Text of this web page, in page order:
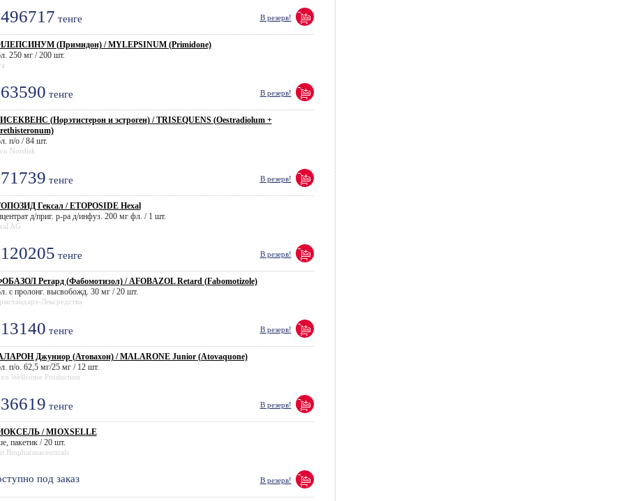
496717 тенге В резерв!
(Примидон) / MYLEPSINUM (Primidone)
250 мг / 200 шт.
63590 тенге В резерв!
(Норэтистерон и эстроген) / TRISEQUENS (Oestradiolum +
п/о / 84 шт.
Nordisk
71739 тенге В резерв!
Гексал / ETOPOSIDE Hexal
д/приг. р-ра д/инфуз. 200 мг фл. / 1 шт.
AG
120205 тенге В резерв!
Ретард (Фабомотизол) / AFOBAZOL Retard (Fabomotizole)
с пролонг. высвобожд. 30 мг / 20 шт.
Лексредства
13140 тенге В резерв!
Джуниор (Атовахон) / MALARONE Junior (Atovaquone)
п/о. 62,5 мг/25 мг / 12 шт.
Wellcome Production
36619 тенге В резерв!
/ MIOXSELLE
пакетик / 20 шт.
Biopharmaceuticals
под заказ В резерв!